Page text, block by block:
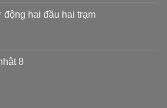
động hai đầu hai trạm
8